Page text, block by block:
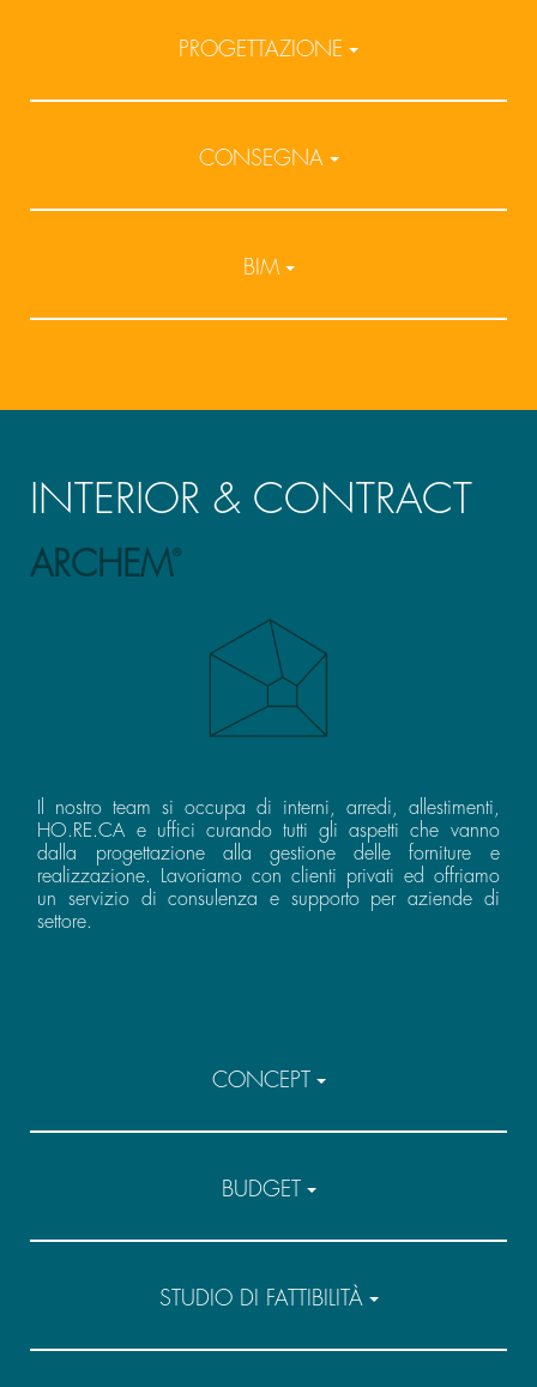
PROGETTAZIONE
CONSEGNA
BIM
INTERIOR & CONTRACT
ARCHEM®
Il nostro team si occupa di interni, arredi, allestimenti,
HO.RE.CA e uffici curando tutti gli aspetti che vanno
dalla progettazione alla gestione delle forniture e
realizzazione. Lavoriamo con clienti privati ed offriamo
un servizio di consulenza e supporto per aziende di
settore.
CONCEPT
BUDGET
STUDIO DI FATTIBILITÀ